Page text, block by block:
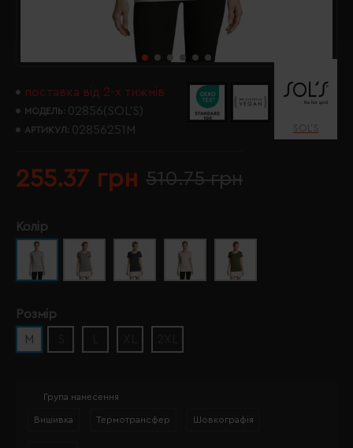
поставка від 2-х тижнів
МОДЕЛЬ: 02856(SOL’S)
АРТИКУЛ: 02856251M SOL’S
255.37 грн 510.75 грн
Колір
Розмір
M
Група нанесення
Вишивка Термотрансфер Шовкографія